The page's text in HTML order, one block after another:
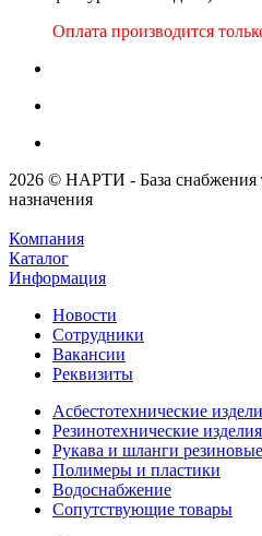
Оплата производится
2026 © НАРТИ - База снабжения
назначения
Компания
Каталог
Информация
Новости
Сотрудники
Вакансии
Реквизиты
Асбестотехнические
Резинотехнические изделия
Рукава и шланги резиновые
Полимеры и пластики
Водоснабжение
Сопутствующие товары